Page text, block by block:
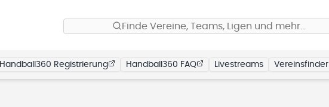
Finde Vereine, Teams, Ligen und mehr…
Handball360 Registrierung Handball360 FAQ Livestreams Vereinsfinder